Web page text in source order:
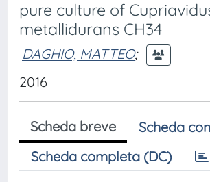
pure culture of
metallidurans CH34
DAGHIO, MATTEO;
2016
Scheda breve
Scheda
Scheda completa (DC)